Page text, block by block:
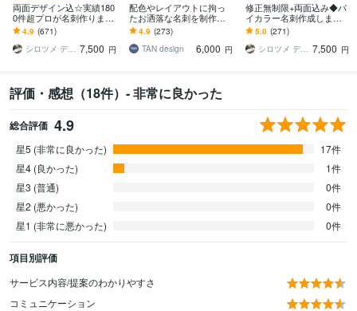
両面デザイン込☆実績180
0件超プロが名刺作ります
【印刷対応可】周りと差
がつくあなただけのハイ
クオリティ名刺
4.9 (671)
シロツメ デザイン 7,500 円
配色やレイアウトに拘っ
たお洒落な名刺を制作し
ます シンプル／修正回数
無制限・QRコード作成無
料／印刷対応◯
4.9 (273)
TAN design
6,000 円
修正無制限+両面込み◆バ
イカラー名刺作成します
【印刷可】ショップカー
ド デザイン カラー 名刺
制作 作成
5.0 (271)
シロツメ デザイン 7,500 円
評価・感想（18件）- 非常に良かった
総合評価 4.9
星5 (非常に良かった)
17件
星4 (良かった)
1件
星3 (普通)
0件
星2 (悪かった)
0件
星1 (非常に悪かった)
0件
項目別評価
サービス内容/提案のわかりやすさ
コミュニケーション